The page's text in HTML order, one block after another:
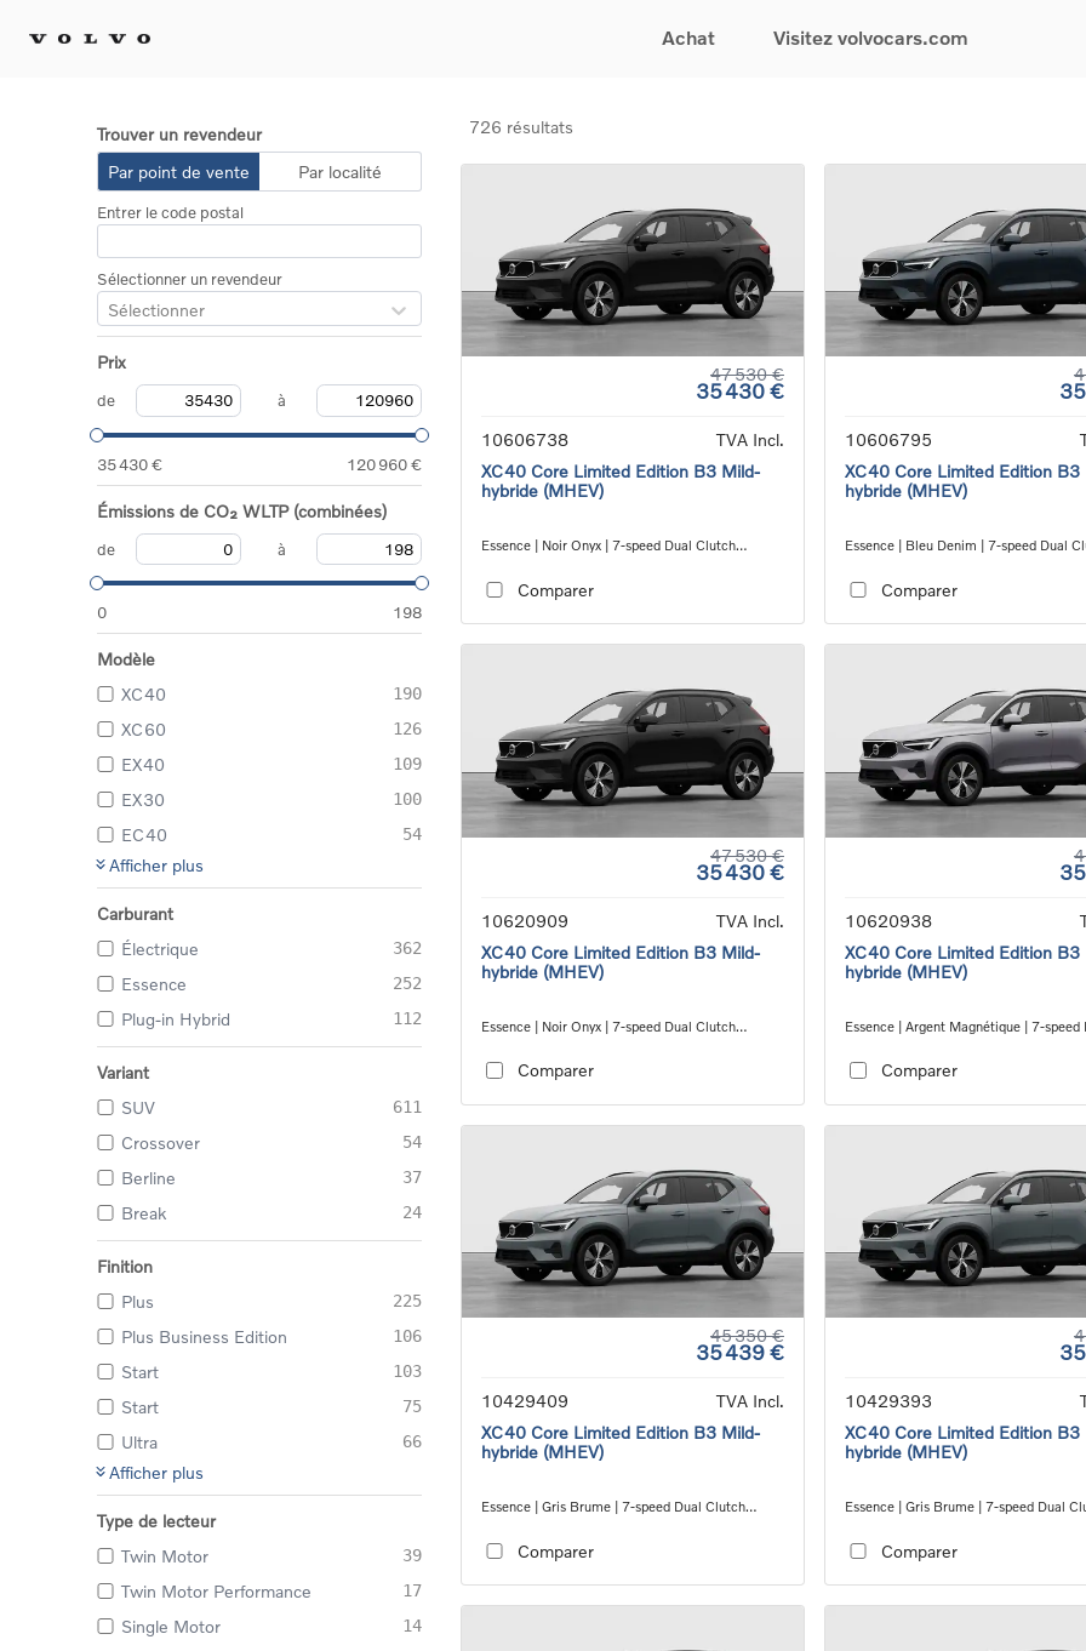
Achat
EX40
EC40
EX90
ES90
XC40
Voitures hybrides
rechargeables
Voitures micro-hybrides
SUV
Break
Visitez volvocars.com
Offres du moment
Voitures d'occasion
certifiées
Voitures de société &
Flotte
rechargeables
Assurances
Entretien &
Reprise de votre
Volvo Support
Garantie
Service de
Trouver un
Trouver un revendeur
Par point de vente
Par localité
Entrer le code postal
Sélectionner un revendeur
Sélectionner
Prix
de à
35 430 € 120 960 €
Émissions de CO₂ WLTP (combinées)
de à
0 198
Modèle
XC40
190
XC60 126
EX40 109
EX30 100
EC40 54
Afficher plus
Carburant
Électrique
362
Essence 252
Plug-in Hybrid 112
Variant
SUV
611
Crossover 54
Berline 37
Break 24
Finition
Plus
225
Plus Business Edition 106
Start 103
Start 75
Ultra 66
Afficher plus
Type de lecteur
Twin Motor
39
Twin Motor Performance 17
Single Motor 14
726 résultats
47 530 €
35 430 €
10606738
TVA Incl.
XC40 Core Limited Edition B3 Mild-
hybride (MHEV)
Essence | Noir Onyx | 7-speed Dual Clutch
Comparer
10606795
XC40 Core Limited Edition B3
hybride (MHEV)
Essence | Bleu Denim | 7-speed Dual
Comparer
47 530 €
35 430 €
10620909
TVA Incl.
XC40 Core Limited Edition B3 Mild-
hybride (MHEV)
Essence | Noir Onyx | 7-speed Dual Clutch
Comparer
10620938
XC40 Core Limited Edition B3
hybride (MHEV)
Essence | Argent Magnétique | 7-speed
Comparer
45 350 €
35 439 €
10429409
TVA Incl.
XC40 Core Limited Edition B3 Mild-
hybride (MHEV)
Essence | Gris Brume | 7-speed Dual Clutch
Comparer
10429393
XC40 Core Limited Edition B3
hybride (MHEV)
Essence | Gris Brume | 7-speed Dual
Comparer